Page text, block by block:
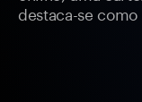
destaca-se